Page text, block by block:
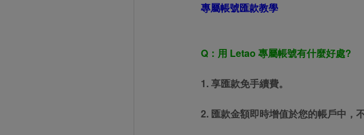
專屬帳號匯款教學
Q：用 Letao 專屬帳號有什麼好處?
1. 享匯款免手續費。
2. 匯款金額即時增值於您的帳戶中，